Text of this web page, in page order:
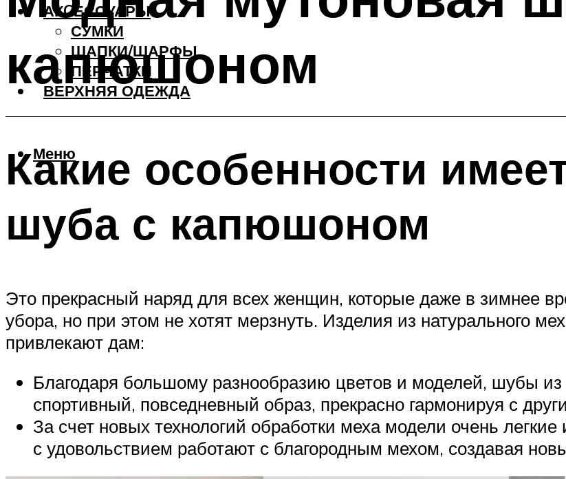
АКCЕССУАРЫ
СУМКИ
ШАПКИ/ШАРФЫ
ПЕРЧАТКИ
ВЕРХНЯЯ ОДЕЖДА
Меню
капюшоном
Какие особенности
шуба с капюшоном
Это прекрасный наряд для всех женщин, которые даже в зимнее
убора, но при этом не хотят мерзнуть. Изделия из натурального
привлекают дам:
Благодаря большому разнообразию цветов и моделей, шубы из
спортивный, повседневный образ, прекрасно гармонируя с
За счет новых технологий обработки меха модели очень
с удовольствием работают с благородным мехом, создавая